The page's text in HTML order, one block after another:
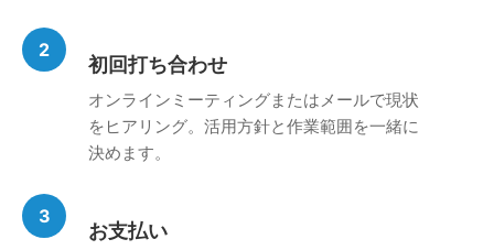
2
初回打ち合わせ
オンラインミーティングまたはメールで現状
をヒアリング。活用方針と作業範囲を一緒に
決めます。
3
お支払い